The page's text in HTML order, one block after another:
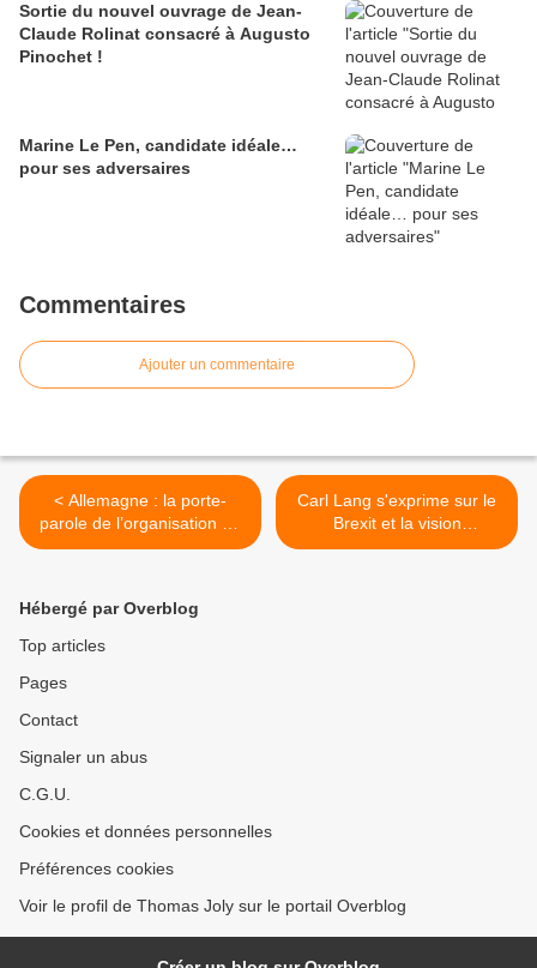
Sortie du nouvel ouvrage de Jean-
Claude Rolinat consacré à Augusto
Pinochet !
Marine Le Pen, candidate idéale…
pour ses adversaires
Commentaires
Ajouter un commentaire
< Allemagne : la porte-
parole de l’organisation de
jeunesse de « La Gauche »
Carl Lang s'exprime sur le
Brexit et la vision
européenne du Parti de la
Hébergé par Overblog
Top articles
Pages
Contact
Signaler un abus
C.G.U.
Cookies et données personnelles
Préférences cookies
Voir le profil de Thomas Joly sur le portail Overblog